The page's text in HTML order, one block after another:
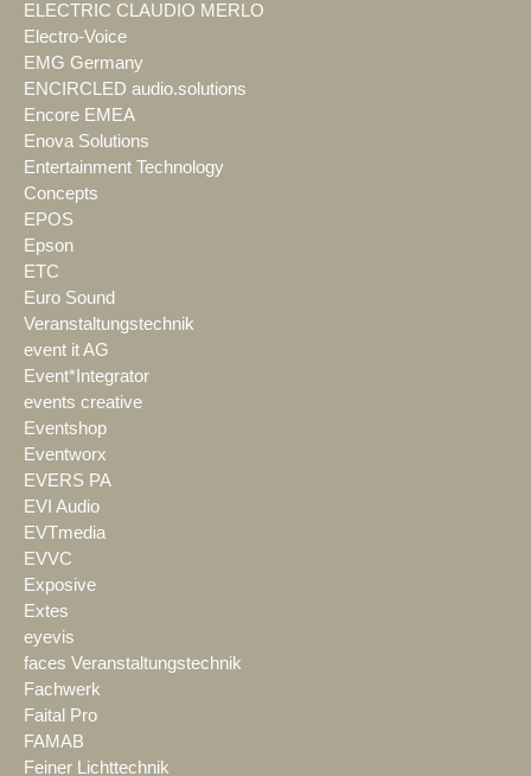
ELECTRIC CLAUDIO MERLO
Electro-Voice
EMG Germany
ENCIRCLED audio.solutions
Encore EMEA
Enova Solutions
Entertainment Technology
Concepts
EPOS
Epson
ETC
Euro Sound
Veranstaltungstechnik
event it AG
Event*Integrator
events creative
Eventshop
Eventworx
EVERS PA
EVI Audio
EVTmedia
EVVC
Exposive
Extes
eyevis
faces Veranstaltungstechnik
Fachwerk
Faital Pro
FAMAB
Feiner Lichttechnik